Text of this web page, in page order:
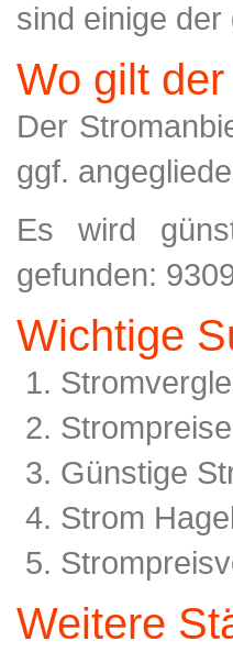
sind einige der
Wo gilt
Der
ggf.
Es wird
gefunden:
Wichtige
Günstige
Strom
Weitere